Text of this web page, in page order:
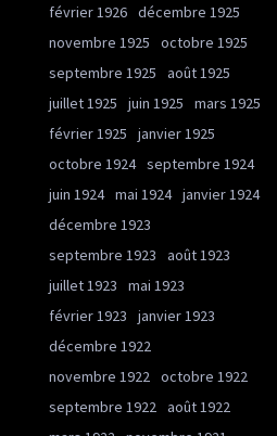
février 1926 décembre 1925
novembre 1925
octobre 1925
septembre 1925
août 1925
juillet 1925
juin 1925
mars 1925
février 1925
janvier 1925
octobre 1924 septembre 1924
juin 1924 mai 1924 janvier 1924
décembre 1923
septembre 1923
août 1923
juillet 1923
mai 1923
février 1923
janvier 1923
décembre 1922
novembre 1922 octobre 1922
septembre 1922 août 1922